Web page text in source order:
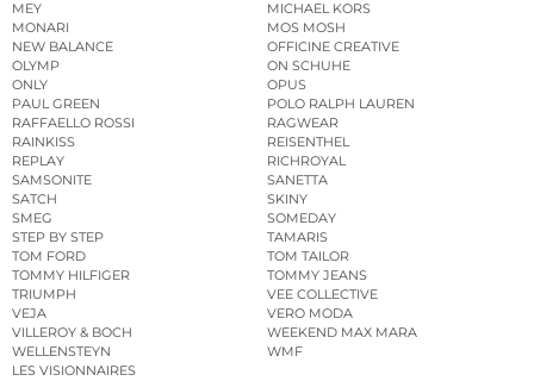
MEY
MICHAEL KORS
MONARI
MOS MOSH
NEW BALANCE
OFFICINE CREATIVE
OLYMP
ON SCHUHE
ONLY
OPUS
PAUL GREEN
POLO RALPH LAUREN
RAFFAELLO ROSSI
RAGWEAR
RAINKISS
REISENTHEL
REPLAY
RICHROYAL
SAMSONITE
SANETTA
SATCH
SKINY
SMEG
SOMEDAY
STEP BY STEP
TAMARIS
TOM FORD
TOM TAILOR
TOMMY HILFIGER
TOMMY JEANS
TRIUMPH
VEE COLLECTIVE
VEJA
VERO MODA
VILLEROY & BOCH
WEEKEND MAX MARA
WELLENSTEYN
WMF
LES VISIONNAIRES